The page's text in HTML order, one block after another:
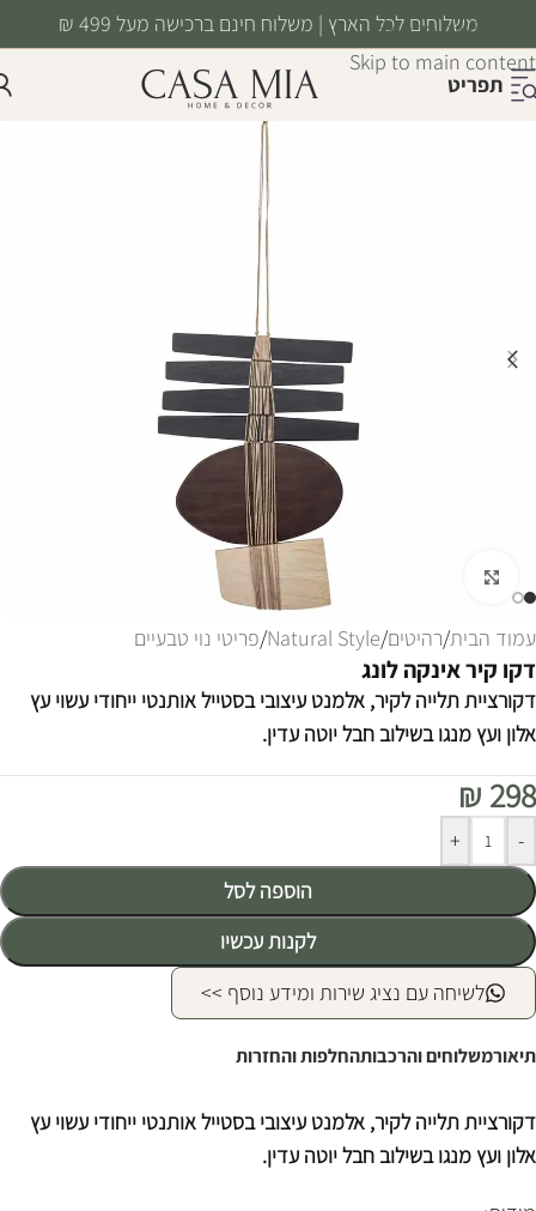
Skip to navigation
Skip to main content
משלוחים לכל הארץ | משלוח חינם ברכישה מעל 499 ₪
תפריט
עמוד הבית/רהיטים/
Natural Style
/פריטי נוי טבעיים
דקו קיר אינקה לונג
דקורציית תלייה לקיר, אלמנט עיצובי בסטייל אותנטי ייחודי עשוי עץ
אלון ועץ מנגו בשילוב חבל יוטה עדין.
₪ 298
-
+
הוספה לסל
לקנות עכשיו
Alternative:
לשיחה עם נציג שירות ומידע נוסף >>
תיאורמשלוחים והרכבותהחלפות והחזרות
דקורציית תלייה לקיר, אלמנט עיצובי בסטייל אותנטי ייחודי עשוי עץ
אלון ועץ מנגו בשילוב חבל יוטה עדין.